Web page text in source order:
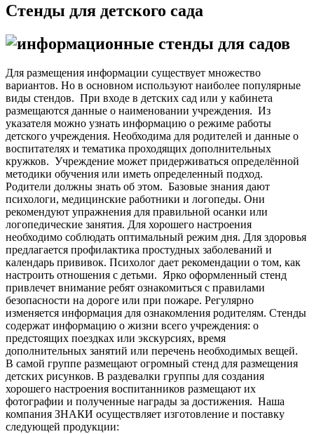
Стенды для детского сада
Для размещения информации существует множество
вариантов. Но в основном используют наиболее популярные
виды стендов. При входе в детских сад или у кабинета
размещаются данные о наименовании учреждения. Из
указателя можно узнать информацию о режиме работы
детского учреждения. Необходима для родителей и данные о
воспитателях и тематика проходящих дополнительных
кружков. Учреждение может придерживаться определённой
методики обучения или иметь определенный подход.
Родители должны знать об этом. Базовые знания дают
психологи, медицинские работники и логопеды. Они
рекомендуют упражнения для правильной осанки или
логопедические занятия. Для хорошего настроения
необходимо соблюдать оптимальный режим дня. Для здоровья
предлагается профилактика простудных заболеваний и
календарь прививок. Психолог дает рекомендации о том, как
настроить отношения с детьми. Ярко оформленный стенд
привлечет внимание ребят ознакомиться с правилами
безопасности на дороге или при пожаре. Регулярно
изменяется информация для ознакомления родителям. Стенды
содержат информацию о жизни всего учреждения: о
предстоящих поездках или экскурсиях, время
дополнительных занятий или перечень необходимых вещей.
В самой группе размещают огромный стенд для размещения
детских рисунков. В раздевалки группы для создания
хорошего настроения воспитанников размещают их
фотографии и полученные награды за достижения. Наша
компания ЗНАКИ осуществляет изготовление и поставку
следующей продукции: